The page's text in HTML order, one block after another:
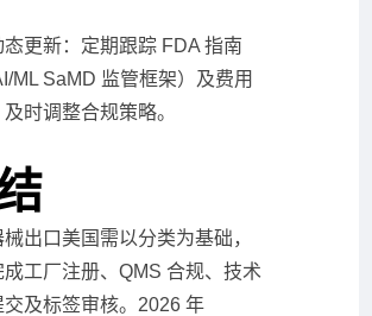
态更新：定期跟踪 FDA 指南
ML SaMD 监管框架）及费用
时调整合规策略。
械出口美国需以分类为基础，
成工厂注册、QMS 合规、技术
交及标签审核。2026 年